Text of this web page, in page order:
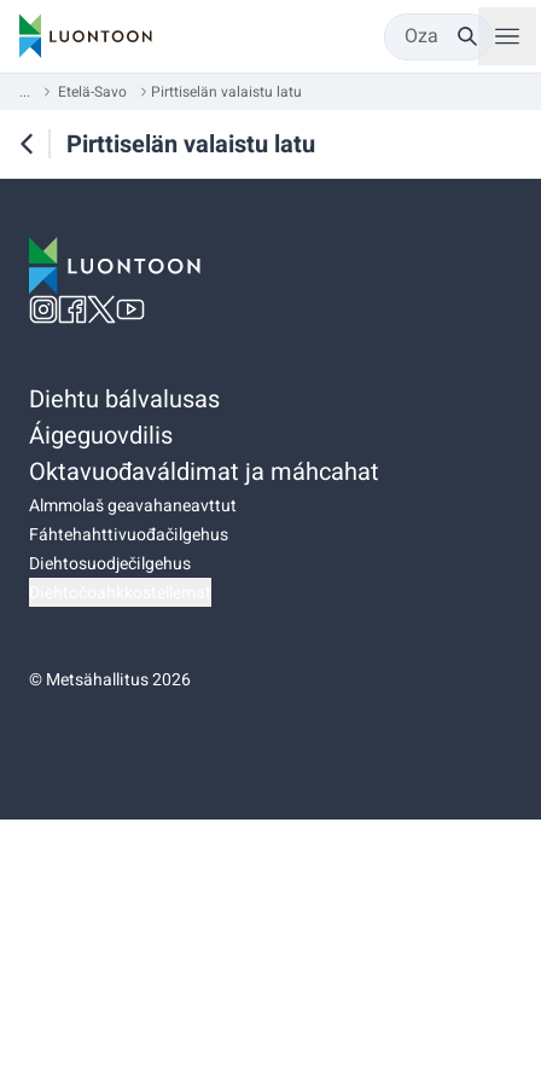
Oza
... Etelä-Savo Pirttiselän valaistu latu
Pirttiselän valaistu latu
Diehtu bálvalusas
Áigeguovdilis
Oktavuođaváldimat ja máhcahat
Almmolaš geavahaneavttut
Fáhtehahttivuođačilgehus
Diehtosuodječilgehus
©Metsähallitus 2026